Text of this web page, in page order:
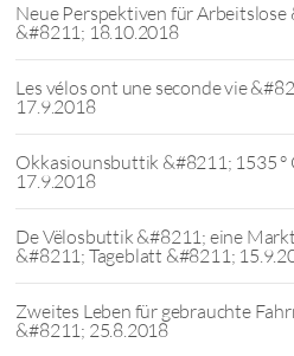
Neue Perspektiven für Arbeitslose
&#8211; 18.10.2018
Les vélos ont une seconde vie
17.9.2018
Okkasiounsbuttik &#8211; 1535
17.9.2018
De Vëlosbuttik &#8211; eine
&#8211; Tageblatt &#8211;
Zweites Leben für gebrauchte
&#8211; 25.8.2018